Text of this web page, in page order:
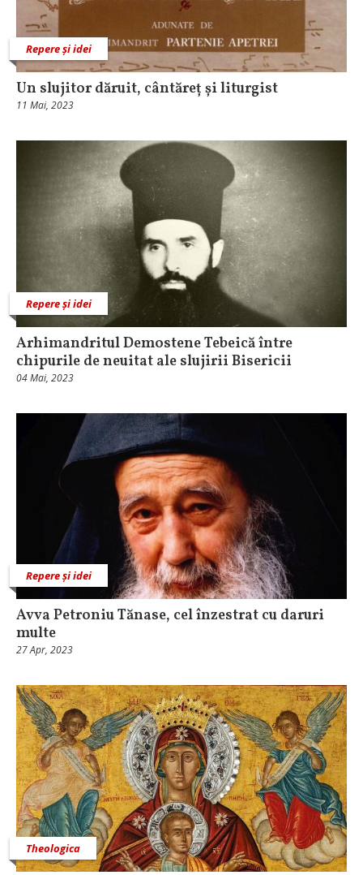
Repere și idei
Un slujitor dăruit, cântăreț și liturgist
11 Mai, 2023
Repere și idei
Arhimandritul Demostene Tebeică între
chipurile de neuitat ale slujirii Bisericii
04 Mai, 2023
Repere și idei
Avva Petroniu Tănase, cel înzestrat cu daruri
multe
27 Apr, 2023
Theologica